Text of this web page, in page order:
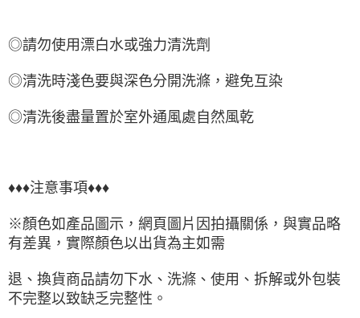
◎請勿使用漂白水或強力清洗劑
◎清洗時淺色要與深色分開洗滌，避免互染
◎清洗後盡量置於室外通風處自然風乾
♦♦♦注意事項♦♦♦
※顏色如產品圖示，網頁圖片因拍攝關係，與實品略
有差異，實際顏色以出貨為主如需
退、換貨商品請勿下水、洗滌、使用、拆解或外包裝
不完整以致缺乏完整性。